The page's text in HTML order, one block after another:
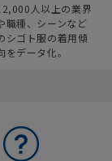
人以上の業界
職種、シーンなど
シゴト服の着用傾
をデータ化。